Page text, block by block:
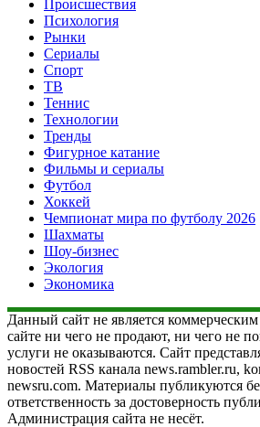
Происшествия
Психология
Рынки
Сериалы
Спорт
ТВ
Теннис
Технологии
Тренды
Фигурное катание
Фильмы и сериалы
Футбол
Хоккей
Чемпионат мира по футболу 2026
Шахматы
Шоу-бизнес
Экология
Экономика
Данный сайт не является
сайте ни чего не продают, ни чего не
услуги не оказываются. Сайт
новостей RSS канала news.rambler.ru,
newsru.com. Материалы публикуются
ответственность за достоверность
Администрация сайта не несёт.